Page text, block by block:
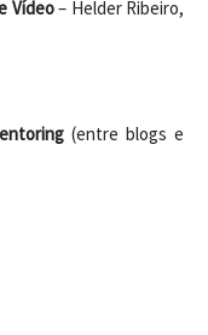
Vídeo– Helder Ribeiro,
(entre blogs e